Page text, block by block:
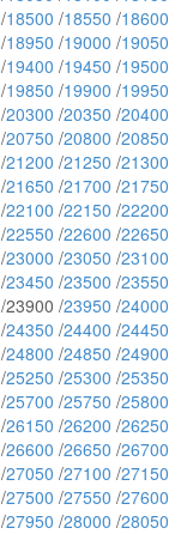
/18500 /18550 /18600
/18950 /19000 /19050
/19400 /19450 /19500
/19850 /19900 /19950
/20300 /20350 /20400
/20750 /20800 /20850
/21200 /21250 /21300
/21650 /21700 /21750
/22100 /22150 /22200
/22550 /22600 /22650
/23000 /23050 /23100
/23450 /23500 /23550
/23900 /23950 /24000
/24350 /24400 /24450
/24800 /24850 /24900
/25250 /25300 /25350
/25700 /25750 /25800
/26150 /26200 /26250
/26600 /26650 /26700
/27050 /27100 /27150
/27500 /27550 /27600
/27950 /28000 /28050